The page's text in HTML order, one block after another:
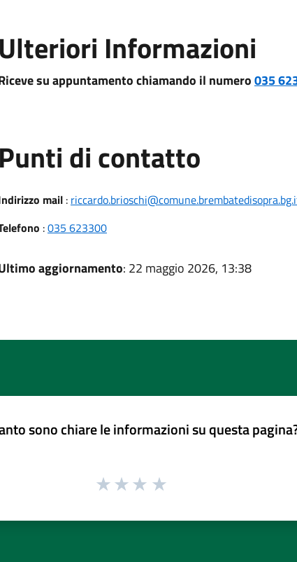
Ulteriori Informazioni
su appuntamento chiamando il numero035
Punti di contatto
mail:
:035 623300
aggiornamento: 22 maggio 2026, 13:38
sono chiare le informazioni su questa